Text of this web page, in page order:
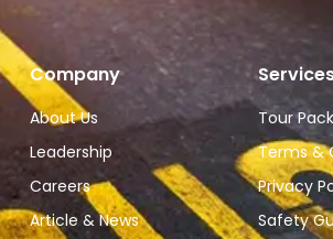
Company
About Us
Leadership
Careers
Article & News
Tour
Terms &
Privacy
Safety